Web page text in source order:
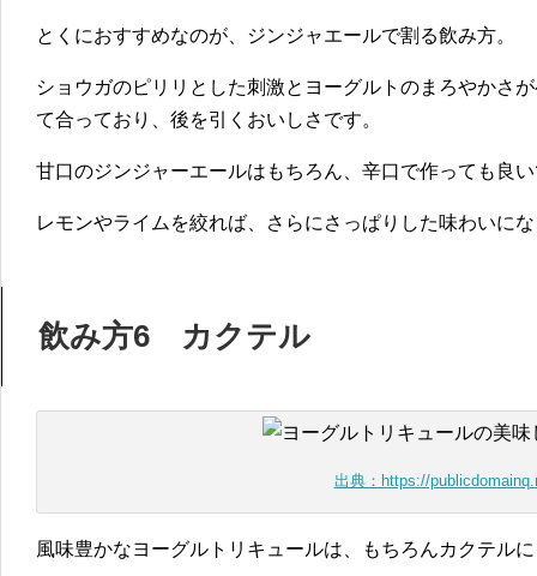
とくにおすすめなのが、ジンジャエールで割る飲み方。
ショウガのピリリとした刺激とヨーグルトのまろやかさ
て合っており、後を引くおいしさです。
甘口のジンジャーエールはもちろん、辛口で作っても良
レモンやライムを絞れば、さらにさっぱりした味わいに
飲み方6 カクテル
出典：https://
風味豊かなヨーグルトリキュールは、もちろんカクテル